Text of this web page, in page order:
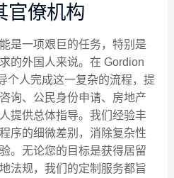
官僚机构
是一项艰巨的任务，特别是
的外国人来说。在 Gordion
个人完成这一复杂的流程，提
询、公民身份申请、房地产
提供总体指导。我们经验丰
序的细微差别，消除复杂性
。无论您的目标是获得居留
法规，我们的定制服务都旨